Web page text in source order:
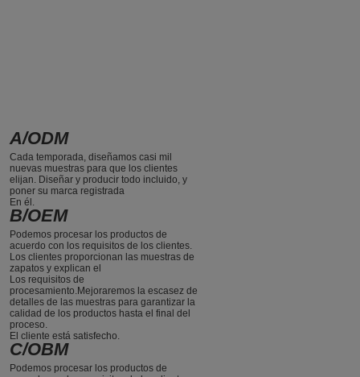
A/ODM
Cada temporada, diseñamos casi mil
nuevas muestras para que los clientes
elijan. Diseñar y producir todo incluido, y
poner su marca registrada
En él.
B/OEM
Podemos procesar los productos de
acuerdo con los requisitos de los clientes.
Los clientes proporcionan las muestras de
zapatos y explican el
Los requisitos de
procesamiento.Mejoraremos la escasez de
detalles de las muestras para garantizar la
calidad de los productos hasta el final del
proceso.
El cliente está satisfecho.
C/OBM
Podemos procesar los productos de